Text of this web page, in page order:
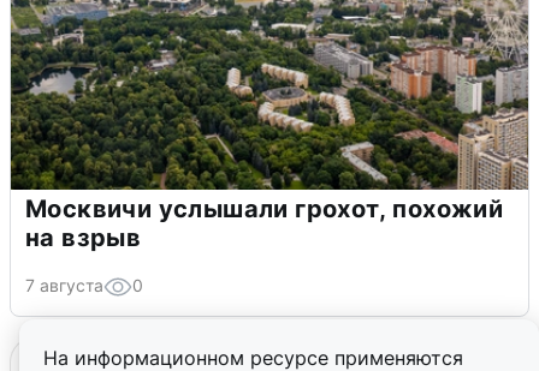
На информационном ресурсе применяются
Москвичи услышали грохот, похожий
на взрыв
7 августа 0